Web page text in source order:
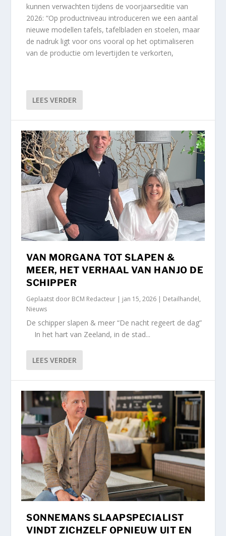
kunnen verwachten tijdens de voorjaarseditie van
2026: “Op productniveau introduceren we een aantal
nieuwe modellen tafels, tafelbladen en stoelen, maar
de nadruk ligt voor ons vooral op het optimaliseren
van de productie om levertijden te verkorten,
LEES VERDER
VAN MORGANA TOT SLAPEN &
MEER, HET VERHAAL VAN HANJO DE
SCHIPPER
Geplaatst door BCM Redacteur | jan 15, 2026 | Detailhandel,
Nieuws
De schipper slapen & meer “De nacht regeert de dag”
In het hart van Zeeland, in de stad...
LEES VERDER
SONNEMANS SLAAPSPECIALIST
VINDT ZICHZELF OPNIEUW UIT EN